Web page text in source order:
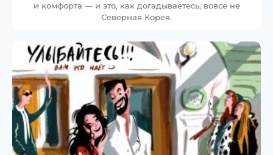
и комфорта — и это, как догадываетесь, вовсе не
Северная Корея.